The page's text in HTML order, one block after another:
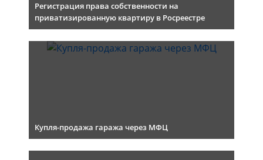
Регистрация права собственности на
приватизированную квартиру в Росреестре
Купля-продажа гаража через МФЦ